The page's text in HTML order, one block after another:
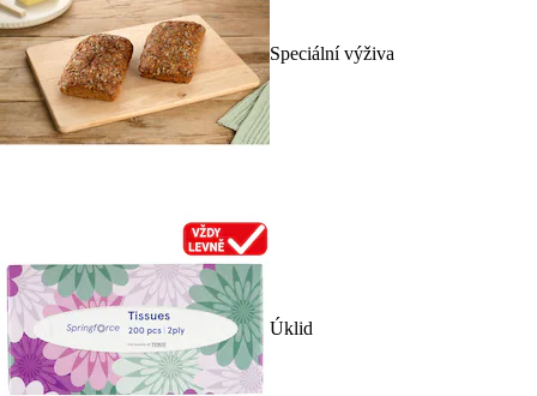
Speciální výživa
Úklid